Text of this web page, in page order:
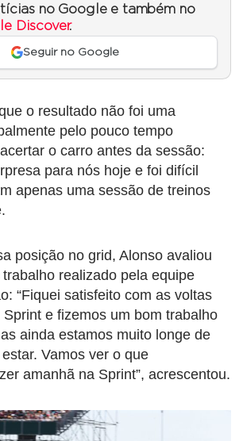
no Google e também no
Discover.
Seguir no Google
o resultado não foi uma
pelo pouco tempo
o carro antes da sessão:
para nós hoje e foi difícil
apenas uma sessão de treinos
posição no grid, Alonso avaliou
realizado pela equipe
“Fiquei satisfeito com as voltas
e fizemos um bom trabalho
ainda estamos muito longe de
Vamos ver o que
amanhã na Sprint”, acrescentou.